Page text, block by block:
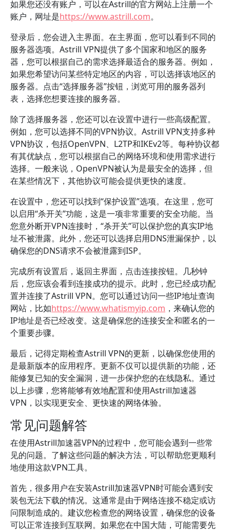
如果您还没有账户，可以在Astrill的官方网站上注册一个
账户，网址是https://www.astrill.com。
登录后，您会进入主界面。在主界面，您可以看到不同的
服务器选项。Astrill VPN提供了多个国家和地区的服务
器，您可以根据自己的需求选择最适合的服务器。例如，
如果您希望访问某些特定地区的内容，可以选择该地区的
服务器。点击“选择服务器”按钮，浏览可用的服务器列
表，选择您想要连接的服务器。
除了选择服务器，您还可以在设置中进行一些高级配置。
例如，您可以选择不同的VPN协议。Astrill VPN支持多种
VPN协议，包括OpenVPN、L2TP和IKEv2等。每种协议都
有其优缺点，您可以根据自己的网络环境和使用需求进行
选择。一般来说，OpenVPN被认为是最安全的选择，但
在某些情况下，其他协议可能会提供更快的速度。
在设置中，您还可以找到“保护设置”选项。在这里，您可
以启用“杀开关”功能，这是一项非常重要的安全功能。当
您意外断开VPN连接时，“杀开关”可以保护您的真实IP地
址不被泄露。此外，您还可以选择启用DNS泄漏保护，以
确保您的DNS请求不会被泄露到ISP。
完成所有设置后，返回主界面，点击连接按钮。几秒钟
后，您应该会看到连接成功的提示。此时，您已经成功配
置并连接了Astrill VPN。您可以通过访问一些IP地址查询
网站，比如https://www.whatismyip.com ，来确认您的
IP地址是否已经改变。这是确保您的连接安全和匿名的一
个重要步骤。
最后，记得定期检查Astrill VPN的更新，以确保您使用的
是最新版本的应用程序。更新不仅可以提供新的功能，还
能修复已知的安全漏洞，进一步保护您的在线隐私。通过
以上步骤，您将能够有效地配置和使用Astrill加速器
VPN，以实现更安全、更快速的网络体验。
常见问题解答
在使用Astrill加速器VPN的过程中，您可能会遇到一些常
见的问题。了解这些问题的解决方法，可以帮助您更顺利
地使用这款VPN工具。
首先，很多用户在安装Astrill加速器VPN时可能会遇到安
装包无法下载的情况。这通常是由于网络连接不稳定或访
问限制造成的。建议您检查您的网络设置，确保您的设备
可以正常连接到互联网。如果您在中国大陆，可能需要先